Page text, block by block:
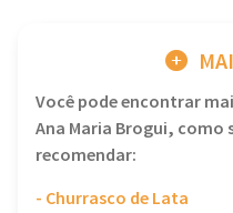
Você pode encontrar
Ana Maria Brogui, como
recomendar:
- Churrasco de Lata